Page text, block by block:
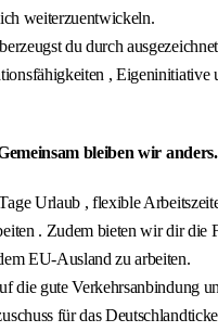
weiterzuentwickeln.
du durch
, Eigeninitiative
bleiben wir anders.
Urlaub , flexible
. Zudem bieten wir dir die
EU-Ausland zu arbeiten.
die gute Verkehrsanbindung
für das